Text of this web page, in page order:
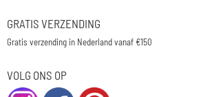
GRATIS VERZENDING
Gratis verzending in Nederland vanaf €150
VOLG ONS OP